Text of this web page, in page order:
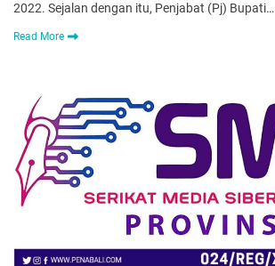
2022. Sejalan dengan itu, Penjabat (Pj) Bupati…
Read More